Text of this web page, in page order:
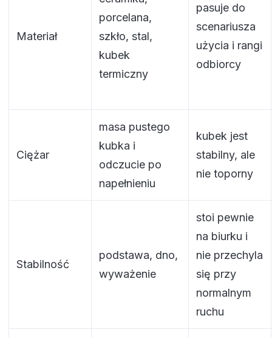
Materiał
porcelana,
szkło, stal,
kubek
termiczny
pasuje do
scenariusza
użycia i rangi
odbiorcy
Ciężar
masa pustego
kubka i
odczucie po
napełnieniu
kubek jest
stabilny, ale
nie toporny
Stabilność
podstawa, dno,
wyważenie
stoi pewnie
na biurku i
nie przechyla
się przy
normalnym
ruchu